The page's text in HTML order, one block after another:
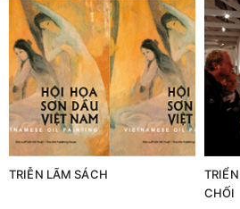
TRIỄN LÃM SÁCH
CHỐI